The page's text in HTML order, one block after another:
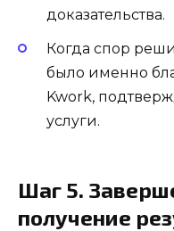
доказательства.
Когда спор
было именно
Kwork,
услуги.
Шаг 5.
получение